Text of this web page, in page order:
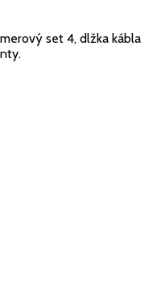
set 4, dlžka kábla